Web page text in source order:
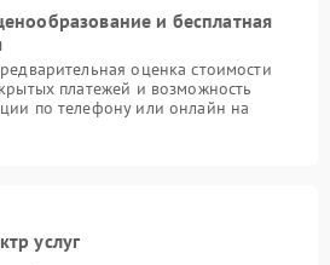
и бесплатная
оценка стоимости
платежей и возможность
по телефону или онлайн на
услуг